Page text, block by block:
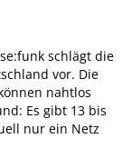
schlägt die
vor. Die
nahtlos
Es gibt 13 bis
nur ein Netz